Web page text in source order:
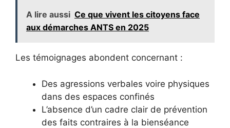
A lire aussi Ce que vivent les citoyens face
aux démarches ANTS en 2025
Les témoignages abondent concernant :
Des agressions verbales voire physiques
dans des espaces confinés
L’absence d’un cadre clair de prévention
des faits contraires à la bienséance